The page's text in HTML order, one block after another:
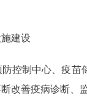
建设
制中心、疫苗
改善疫病诊断、